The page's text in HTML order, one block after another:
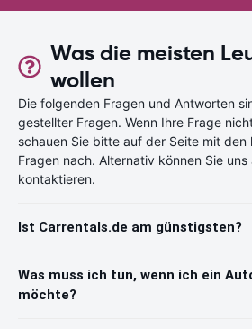
Was die meisten
wollen
Die folgenden Fragen und Antworten
gestellter Fragen. Wenn Ihre Frage
schauen Sie bitte auf der Seite mit den
Fragen nach. Alternativ können Sie
kontaktieren.
Ist Carrentals.de am günstigsten?
Was muss ich tun, wenn ich ein
möchte?